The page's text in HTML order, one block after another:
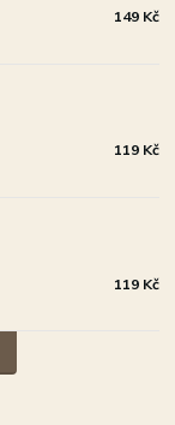
149 Kč
119 Kč
119 Kč